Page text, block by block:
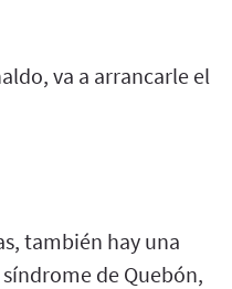
va a arrancarle el
también hay una
de Quebón,